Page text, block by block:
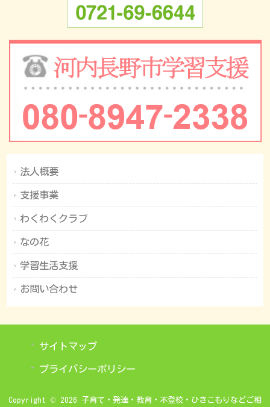
法人概要
支援事業
わくわくクラブ
なの花
学習生活支援
お問い合わせ
サイトマップ
プライバシーポリシー
Copyright © 2026 子育て・発達・教育・不登校・ひきこもりなどご相